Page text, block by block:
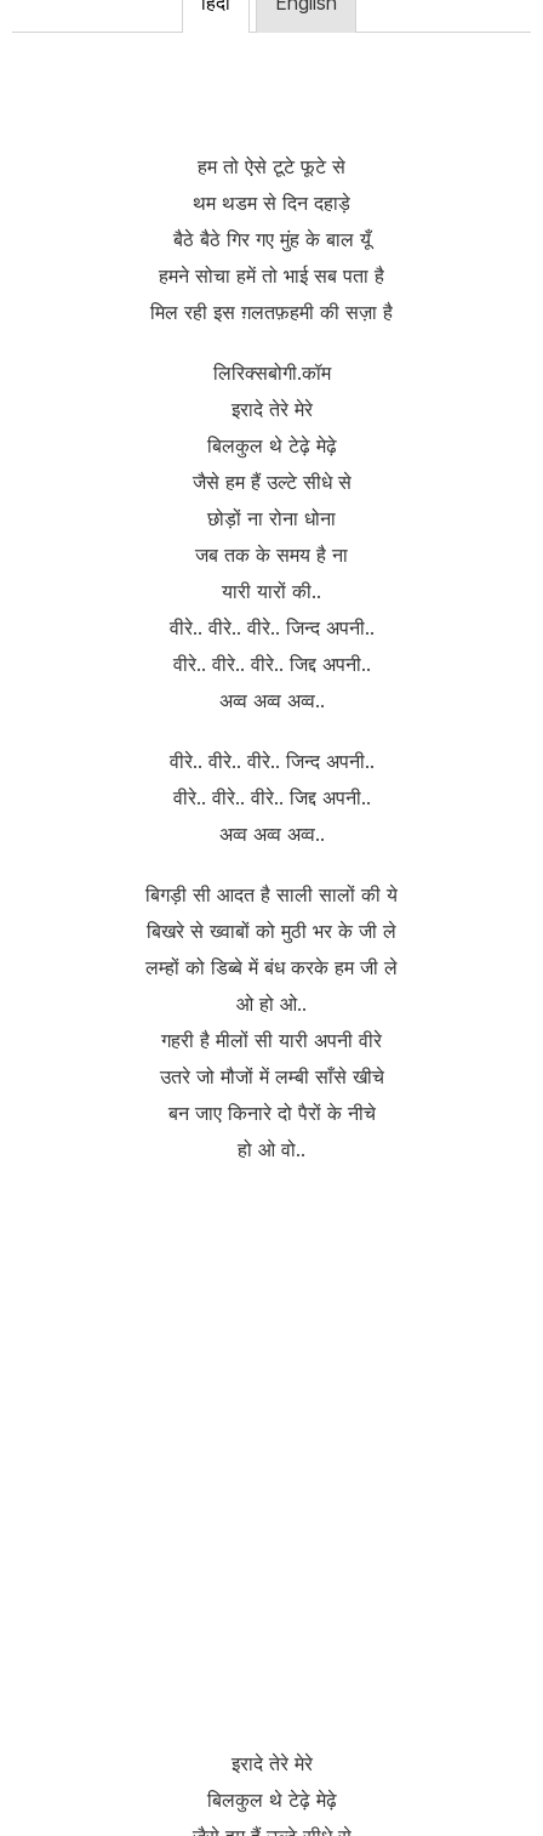
हम तो ऐसे टूटे फूटे से
थम थडम से दिन दहाड़े
बैठे बैठे गिर गए मुंह के बाल यूँ
हमने सोचा हमें तो भाई सब पता है
मिल रही इस ग़लतफ़हमी की सज़ा है
लिरिक्सबोगी.कॉम
इरादे तेरे मेरे
बिलकुल थे टेढ़े मेढ़े
जैसे हम हैं उल्टे सीधे से
छोड़ों ना रोना धोना
जब तक के समय है ना
यारी यारों की..
वीरे.. वीरे.. वीरे.. जिन्द अपनी..
वीरे.. वीरे.. वीरे.. जिद्द अपनी..
अव्व अव्व अव्व..
वीरे.. वीरे.. वीरे.. जिन्द अपनी..
वीरे.. वीरे.. वीरे.. जिद्द अपनी..
अव्व अव्व अव्व..
बिगड़ी सी आदत है साली सालों की ये
बिखरे से ख्वाबों को मुठी भर के जी ले
लम्हों को डिब्बे में बंध करके हम जी ले
ओ हो ओ..
गहरी है मीलों सी यारी अपनी वीरे
उतरे जो मौजों में लम्बी साँसे खीचे
बन जाए किनारे दो पैरों के नीचे
हो ओ वो..
इरादे तेरे मेरे
बिलकुल थे टेढ़े मेढ़े